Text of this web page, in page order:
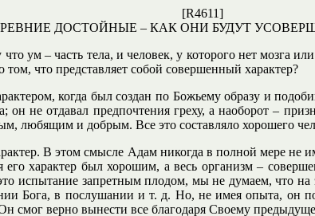
[R4611]
ДОСТОЙНЫЕ – КАК ОНИ БУДУТ
ум – часть тела, и человек, у которого нет мозга
что представляет собой совершенный характер?
когда был создан по Божьему образу и
не отдавал предпочтения греху, а наоборот –
и добрым. Все это составляло хорошего
В этом смысле Адам никогда в полной мере не
его характер был хорошим, а весь организм –
испытание запретным плодом, мы не думаем, что
Бога, в послушании и т. д. Но, не имея опыта, он
смог верно вынести все благодаря Своему